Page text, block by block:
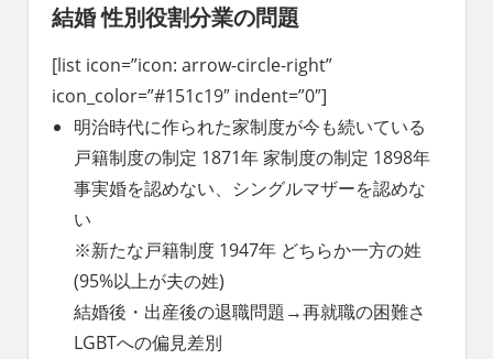
結婚 性別役割分業の問題
[list icon=”icon: arrow-circle-right”
icon_color=”#151c19″ indent=”0″]
明治時代に作られた家制度が今も続いている
戸籍制度の制定 1871年 家制度の制定 1898年
事実婚を認めない、シングルマザーを認めな
い
※新たな戸籍制度 1947年 どちらか一方の姓
(95%以上が夫の姓)
結婚後・出産後の退職問題→再就職の困難さ
LGBTへの偏見差別